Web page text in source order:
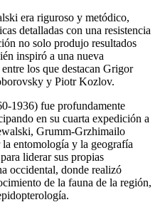
era riguroso y metódico,
detalladas con una resistencia
no solo produjo resultados
inspiró a una nueva
los que destacan Grigor
y Piotr Kozlov.
1936) fue profundamente
en su cuarta expedición a
Grumm-Grzhimailo
entomología y la geografía
liderar sus propias
occidental, donde realizó
de la fauna de la región,